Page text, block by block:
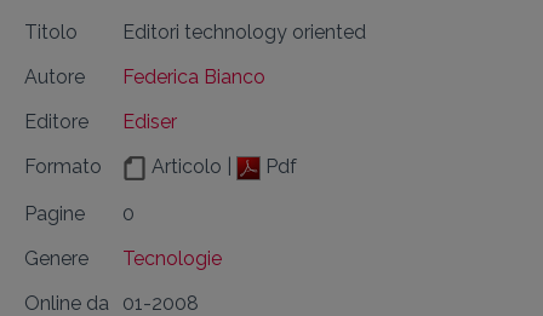
Titolo
Editori technology oriented
Autore
Federica Bianco
Editore
Ediser
Formato
Articolo | Pdf
Pagine
0
Genere
Tecnologie
Online da
01-2008